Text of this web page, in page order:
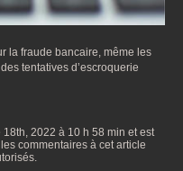
la fraude bancaire, même les
tentatives d’escroquerie
2022 à 10 h 58 min et est
commentaires à cet article